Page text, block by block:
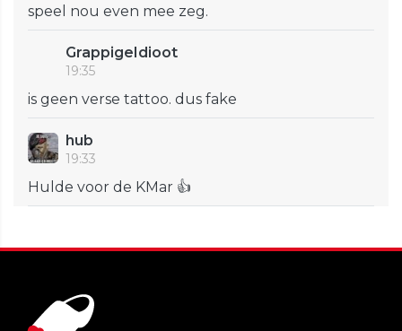
speel nou even mee zeg.
GrappigeIdioot
19:35
is geen verse tattoo. dus fake
hub
19:33
Hulde voor de KMar 👍